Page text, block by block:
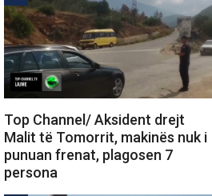
Top Channel/ Aksident drejt
Malit të Tomorrit, makinës nuk i
punuan frenat, plagosen 7
persona